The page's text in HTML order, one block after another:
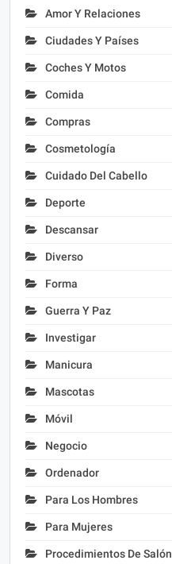
Amor Y Relaciones
Ciudades Y Países
Coches Y Motos
Comida
Compras
Cosmetología
Cuidado Del Cabello
Deporte
Descansar
Diverso
Forma
Guerra Y Paz
Investigar
Manicura
Mascotas
Móvil
Negocio
Ordenador
Para Los Hombres
Para Mujeres
Procedimientos De Salón